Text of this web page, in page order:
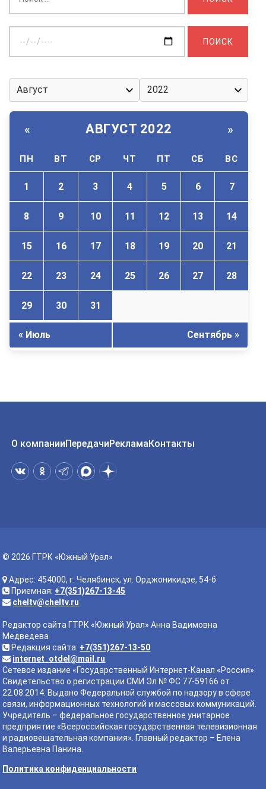
дату:
« АВГУСТ 2022 »
ПН ВТ СР ЧТ ПТ СБ ВС
1 2 3 4 5 6 7
8 9 10 11 12 13 14
15 16 17 18 19 20 21
22 23 24 25 26 27 28
29 30 31
« Июль Сентябрь »
О компанииПередачиРекламаКонтакты
© 2026 ГТРК «Южный Урал»
Адрес: 454000, г. Челябинск, ул. Орджоникидзе, 54-б
Приемная: +7(351)267-13-45
cheltv@cheltv.ru
Редактор сайта ГТРК «Южный Урал» Анна Вадимовна
Медведева
Редакция сайта: +7(351)267-13-50
internet_otdel@mail.ru
Сетевое издание «Государственный Интернет-Канал «Россия».
Свидетельство о регистрации СМИ Эл № ФС 77-59166 от
22.08.2014. Выдано Федеральной службой по надзору в сфере
связи, информационных технологий и массовых коммуникаций.
Учредитель – федеральное государственное унитарное
предприятие «Всероссийская государственная телевизионная
и радиовещательная компания». Главный редактор – Елена
Валерьевна Панина.
Политика конфиденциальности